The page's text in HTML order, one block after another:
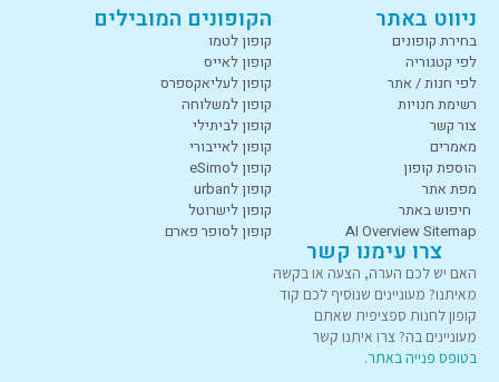
ניווט באתר
בחירת קופונים
לפי קטגוריה
לפי חנות / אתר
רשימת חנויות
צור קשר
מאמרים
הוספת קופון
מפת אתר
חיפוש באתר
AI Overview Sitemap
הקופונים המובילים
קופון לטמו
קופון לאייס
קופון לעליאקספרס
קופון למשלוחה
קופון לביתילי
קופון לאייבורי
קופון לeSimo
קופון לurban
קופון לישרוטל
קופון לסופר פארם
צרו עימנו קשר
האם יש לכם הערה, הצעה או בקשה
מאיתנו? מעוניינים שנוסיף לכם קוד
קופון לחנות ספציפית שאתם
מעוניינים בה? צרו איתנו קשר
בטופס פנייה באתר.